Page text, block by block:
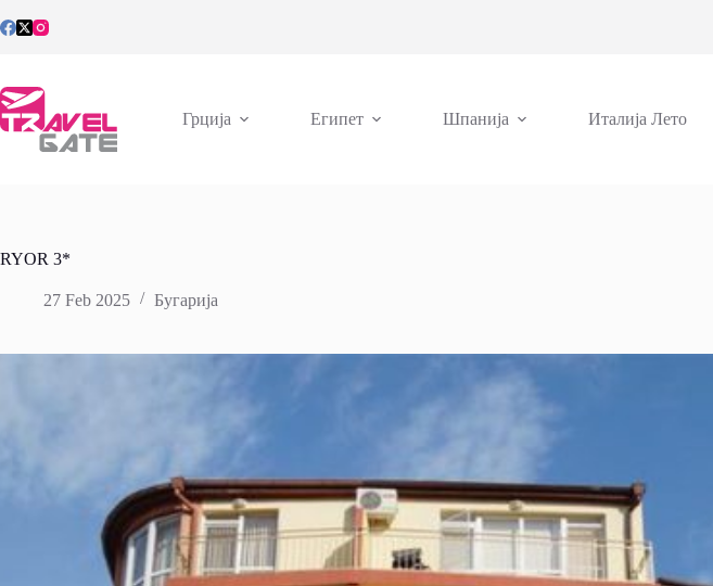
to
Грција Египет Шпанија Италија Лето
RYOR 3*
27 Feb 2025 Бугарија